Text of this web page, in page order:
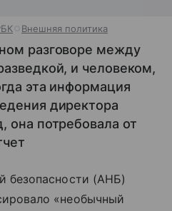
Внешняя политика
разговоре между
и человеком,
эта информация
директора
она потребовала от
безопасности (АНБ)
«необычный